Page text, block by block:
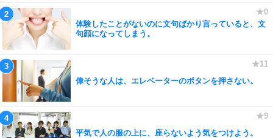
体験したことがないのに文句ばかり言っていると、文
句顔になってしまう。
偉そうな人は、エレベーターのボタンを押さない。
平気で人の服の上に、座らないよう気をつけよう。